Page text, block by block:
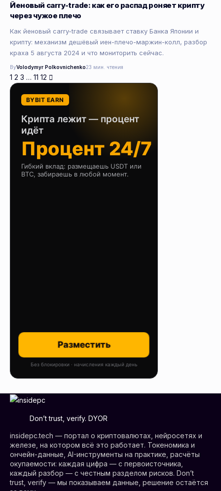
Йеновый carry-trade: как его распад роняет крипту
через чужое плечо
Как йеновый carry-trade связывает ставку Банка Японии и
крипту: механизм дешёвый иен-плечо-маржин-колл, разбор
краха 5 августа 2024 и что мониторить сейчас.
ByVolodymyr Polkovnichenko23 мин. чтения
1 2 3 … 11 12
BYBIT EARN
Крипта лежит — процент
идёт
Процент 24/7
Гибкий вклад: размещаешь USDT или
BTC, забираешь в любой момент.
Разместить
Без блокировки · начисления каждый день
Don’t trust, verify. DYOR
insidepc.tech — портал о криптовалютах, нейросетях и
железе, на котором всё это работает. Токеномика и
ончейн-данные, AI-инструменты на практике, расчёты
окупаемости: каждая цифра — с первоисточника,
каждый разбор — с честным разделом рисков. Don’t
trust, verify — мы показываем данные, решение остаётся